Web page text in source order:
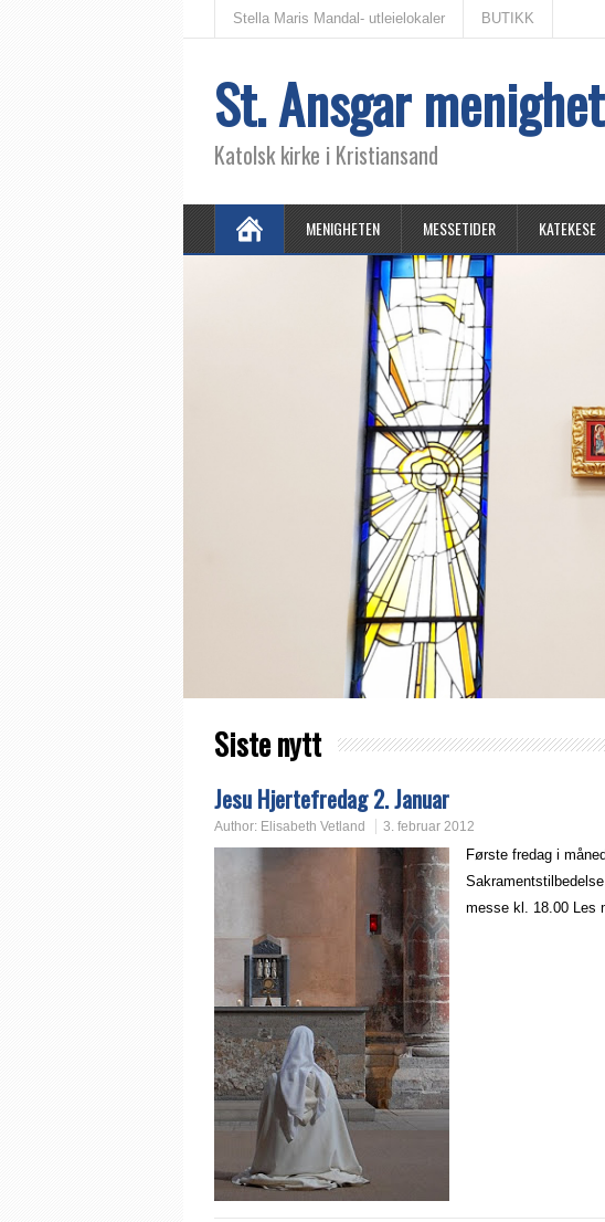
Stella Maris Mandal- utleielokaler BUTIKK
St. Ansgar menighet
Katolsk kirke i Kristiansand
MENIGHETEN MESSETIDER KATEKESE
Siste nytt
Jesu Hjertefredag 2. Januar
Author: Elisabeth Vetland 3. februar 2012
Første fredag i
messe kl. 18.00 Les